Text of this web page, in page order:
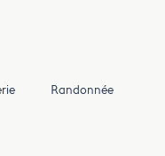
Randonnée